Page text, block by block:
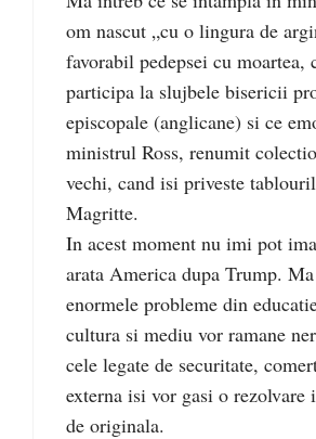
om nascut „cu o lingura de
favorabil pedepsei cu moartea,
participa la slujbele bisericii
episcopale (anglicane) si ce
ministrul Ross, renumit
vechi, cand isi priveste
Magritte.
In acest moment nu imi pot
arata America dupa Trump.
enormele probleme din
cultura si mediu vor ramane
cele legate de securitate,
externa isi vor gasi o rezolvare
de originala.